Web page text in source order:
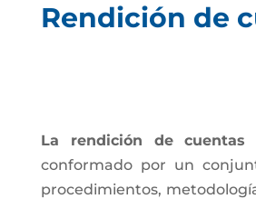
Rendición de
La rendición de cuentas
conformado por un
procedimientos,